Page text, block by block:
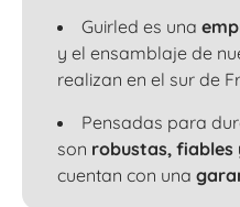
Guirled es una
y el ensamblaje de
realizan en el sur de
Pensadas para
son robustas, fiables
cuentan con una